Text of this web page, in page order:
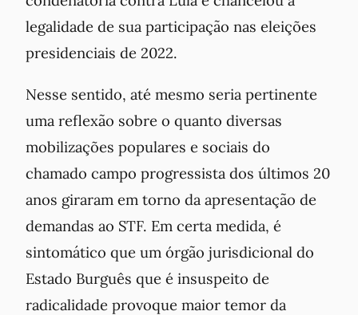
legalidade de sua participação nas eleições
presidenciais de 2022.
Nesse sentido, até mesmo seria pertinente
uma reflexão sobre o quanto diversas
mobilizações populares e sociais do
chamado campo progressista dos últimos 20
anos giraram em torno da apresentação de
demandas ao STF. Em certa medida, é
sintomático que um órgão jurisdicional do
Estado Burguês que é insuspeito de
radicalidade provoque maior temor da